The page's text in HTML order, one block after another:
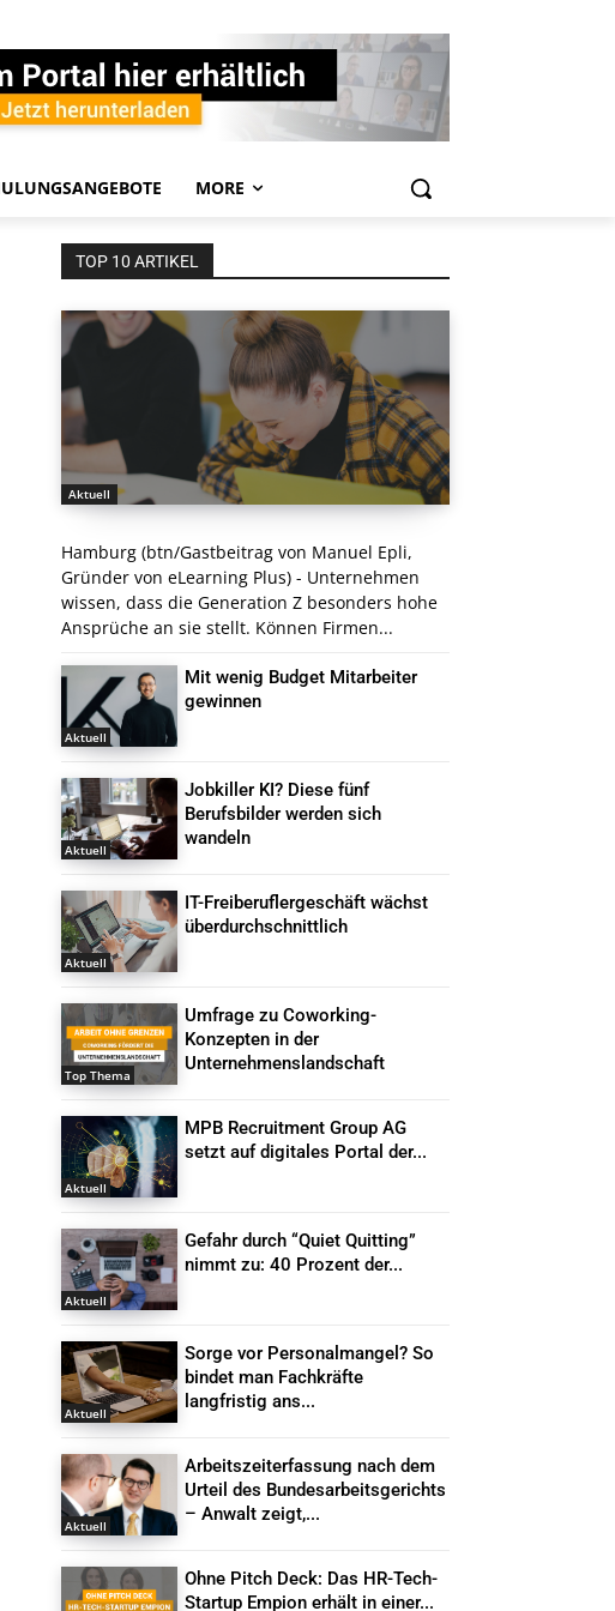
MORE
TOP 10 ARTIKEL
Aktuell
Hamburg (btn/Gastbeitrag von Manuel Epli,
Gründer von eLearning Plus) - Unternehmen
wissen, dass die Generation Z besonders hohe
Ansprüche an sie stellt. Können Firmen...
Aktuell
Mit wenig Budget Mitarbeiter
gewinnen
Aktuell
Jobkiller KI? Diese fünf
Berufsbilder werden sich
wandeln
Aktuell
IT-Freiberuflergeschäft wächst
überdurchschnittlich
Top Thema
Umfrage zu Coworking-
Konzepten in der
Unternehmenslandschaft
Aktuell
MPB Recruitment Group AG
setzt auf digitales Portal der...
Aktuell
Gefahr durch “Quiet Quitting”
nimmt zu: 40 Prozent der...
Aktuell
Sorge vor Personalmangel? So
bindet man Fachkräfte
langfristig ans...
Aktuell
Arbeitszeiterfassung nach dem
Urteil des Bundesarbeitsgerichts
– Anwalt zeigt,...
Ohne Pitch Deck: Das HR-Tech-
Startup Empion erhält in einer...